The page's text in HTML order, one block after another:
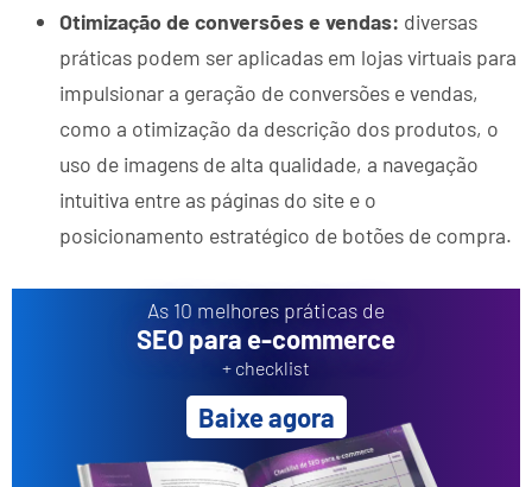
Otimização de conversões e vendas: diversas
práticas podem ser aplicadas em lojas virtuais para
impulsionar a geração de conversões e vendas,
como a otimização da descrição dos produtos, o
uso de imagens de alta qualidade, a navegação
intuitiva entre as páginas do site e o
posicionamento estratégico de botões de compra.
As 10 melhores práticas de
SEO para e-commerce
+ checklist
Baixe agora